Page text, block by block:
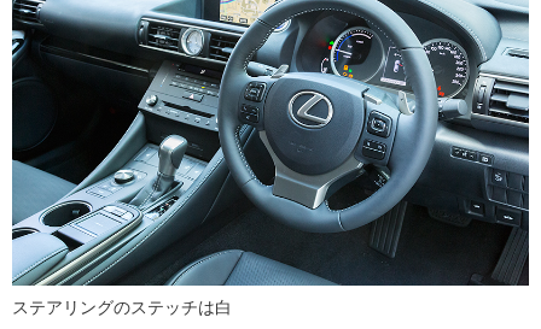
ステアリングのステッチは白